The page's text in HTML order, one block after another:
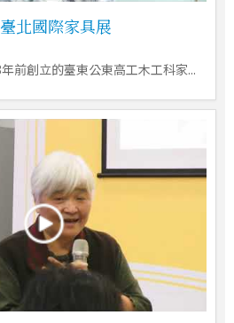
北國際家具展
前創立的臺東公東高工木工科家...